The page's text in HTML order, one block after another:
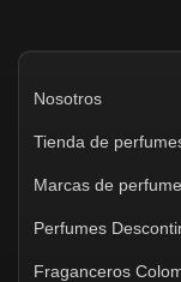
Nosotros
Tienda de
Marcas de
Perfumes
Fraganceros